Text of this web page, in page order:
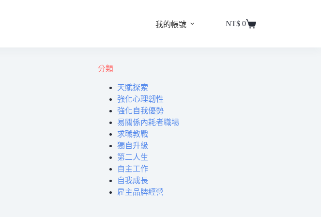
我的帳號 NT$ 0
分類
天賦探索
強化心理韌性
強化自我優勢
易關係內耗者職場
求職教戰
獨自升級
第二人生
自主工作
自我成長
雇主品牌經營